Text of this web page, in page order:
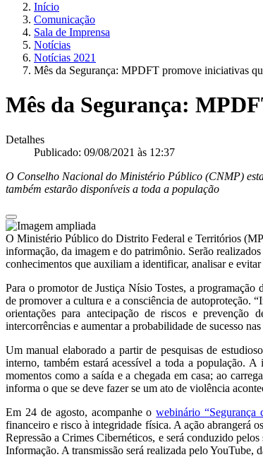
Início
Comunicação
Sala de Imprensa
Notícias
Notícias 2021
Mês da Segurança: MPDFT promove iniciativas
Mês da Segurança:
Detalhes
Publicado: 09/08/2021 às 12:37
O Conselho Nacional do Ministério Público (CNMP)
também estarão disponíveis a toda a população
O Ministério Público do Distrito Federal e Territórios
informação, da imagem e do patrimônio. Serão
conhecimentos que auxiliam a identificar, analisar e evitar
Para o promotor de Justiça Nísio Tostes, a
de promover a cultura e a consciência de autoproteção.
orientações para antecipação de riscos e prevenção
intercorrências e aumentar a probabilidade de sucesso
Um manual elaborado a partir de pesquisas de
interno, também estará acessível a toda a população.
momentos como a saída e a chegada em casa; ao
informa o que se deve fazer se um ato de violência
Em 24 de agosto, acompanhe owebinário “Segurança
financeiro e risco à integridade física. A ação abrangerá
Repressão a Crimes Cibernéticos, e será conduzido
Informação. A transmissão será realizada pelo YouTube,